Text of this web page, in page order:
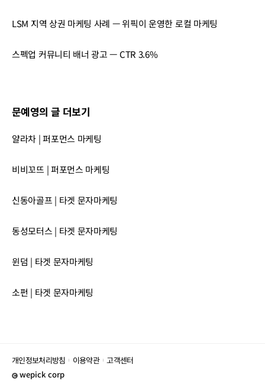
문예영의 글 더보기
얄라차 | 퍼포먼스 마케팅
비비꼬뜨 | 퍼포먼스 마케팅
신동아골프 | 타겟 문자마케팅
동성모터스 | 타겟 문자마케팅
윈덤 | 타겟 문자마케팅
소펀 | 타겟 문자마케팅
LSM 지역 상권 마케팅 사례 — 위픽이 운영한 로컬 마케팅
스펙업 커뮤니티 배너 광고 — CTR 3.6%
개인정보처리방침 이용약관
고객센터
wepick corp